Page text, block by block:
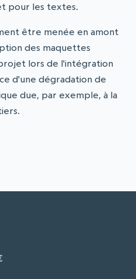
pour les textes.
être menée en amont
des maquettes
lors de l'intégration
d'une dégradation de
due, par exemple, à la